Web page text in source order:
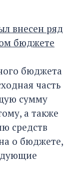
внесен ряд
бюджете
бюджета
часть
сумму
а также
средств
о бюджете,